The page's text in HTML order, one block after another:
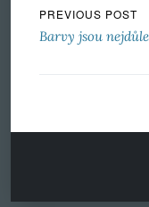
PREVIOUS POST
Barvy jsou